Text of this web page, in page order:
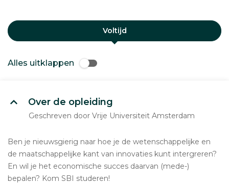
Voltijd
Alles uitklappen
Over de opleiding
Geschreven door Vrije Universiteit Amsterdam
Ben je nieuwsgierig naar hoe je de wetenschappelijke en
de maatschappelijke kant van innovaties kunt intergreren?
En wil je het economische succes daarvan (mede-)
bepalen? Kom SBI studeren!